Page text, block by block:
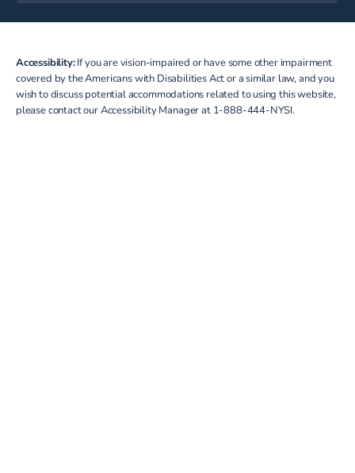
Accessibility:If you are vision-impaired or have some other impairment
covered by the Americans with Disabilities Act or a similar law, and you
wish to discuss potential accommodations related to using this website,
please contact our Accessibility Manager at 1-888-444-NYSI.